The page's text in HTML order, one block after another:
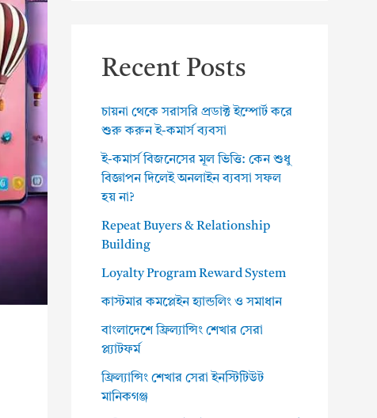
Recent Posts
চায়না থেকে সরাসরি প্রডাক্ট ইম্পোর্ট করে
শুরু করুন ই-কমার্স ব্যবসা
ই-কমার্স বিজনেসের মূল ভিত্তি: কেন শুধু
বিজ্ঞাপন দিলেই অনলাইন ব্যবসা সফল
হয় না?
Repeat Buyers & Relationship
Building
Loyalty Program Reward System
কাস্টমার কমপ্লেইন হ্যান্ডলিং ও সমাধান
বাংলাদেশে ফ্রিল্যান্সিং শেখার সেরা
প্ল্যাটফর্ম
ফ্রিল্যান্সিং শেখার সেরা ইনস্টিটিউট
মানিকগঞ্জ